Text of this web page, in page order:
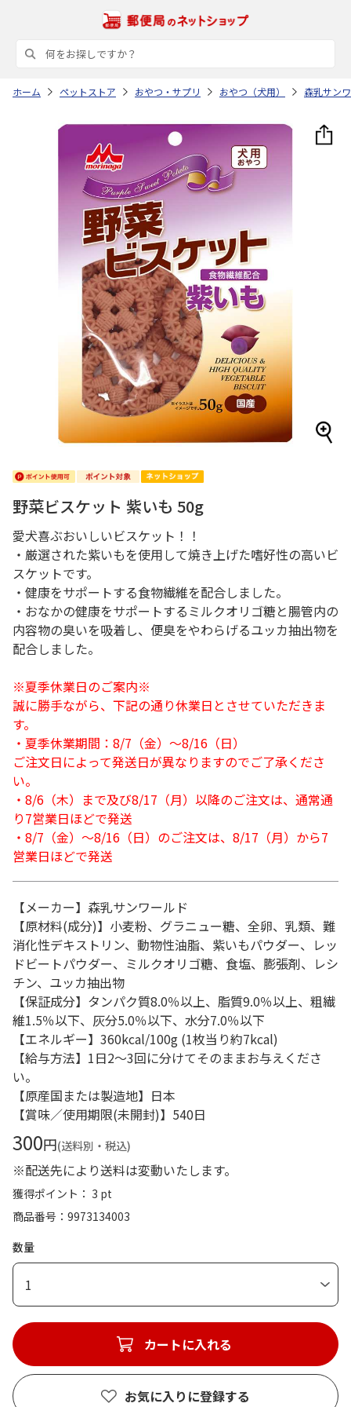
ホーム ペットストア おやつ・サプリ おやつ（犬用） 森乳サン
野菜ビスケット 紫いも 50g
愛犬喜ぶおいしいビスケット！！
・厳選された紫いもを使用して焼き上げた嗜好性の高いビ
スケットです。
・健康をサポートする食物繊維を配合しました。
・おなかの健康をサポートするミルクオリゴ糖と腸管内の
内容物の臭いを吸着し、便臭をやわらげるユッカ抽出物を
配合しました。
※夏季休業日のご案内※
誠に勝手ながら、下記の通り休業日とさせていただきま
す。
・夏季休業期間：8/7（金）～8/16（日）
ご注文日によって発送日が異なりますのでご了承くださ
い。
・8/6（木）まで及び8/17（月）以降のご注文は、通常通
り7営業日ほどで発送
・8/7（金）～8/16（日）のご注文は、8/17（月）から7
営業日ほどで発送
【メーカー】森乳サンワールド
【原材料(成分)】小麦粉、グラニュー糖、全卵、乳類、難
消化性デキストリン、動物性油脂、紫いもパウダー、レッ
ドビートパウダー、ミルクオリゴ糖、食塩、膨張剤、レシ
チン、ユッカ抽出物
【保証成分】タンパク質8.0％以上、脂質9.0％以上、粗繊
維1.5％以下、灰分5.0％以下、水分7.0％以下
【エネルギー】360kcal/100g (1枚当り約7kcal)
【給与方法】1日2～3回に分けてそのままお与えくださ
い。
【原産国または製造地】日本
【賞味／使用期限(未開封)】540日
300円(送料別・税込)
※配送先により送料は変動いたします。
獲得ポイント： 3 pt
商品番号
9973134003
数量
1
カートに入れる
お気に入りに登録する